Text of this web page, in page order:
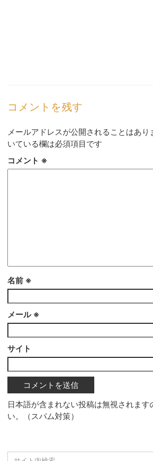
コメントを残す
メールアドレスが公開されることはあり
いている欄は必須項目です
コメント ※
名前 ※
メール ※
サイト
日本語が含まれない投稿は無視されます
い。（スパム対策）